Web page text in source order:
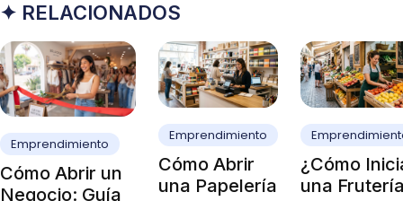
✦ RELACIONADOS
Emprendimiento
Cómo Abrir un
Negocio: Guía
Emprendimiento
Cómo Abrir
una Papelería
¿Cómo
una